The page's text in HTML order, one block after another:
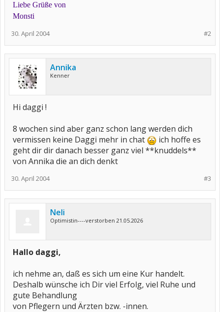
Liebe Grüße von
Monsti
#2
30. April 2004
Annika
Kenner
Hi daggi !
8 wochen sind aber ganz schon lang werden dich
vermissen keine Daggi mehr in chat
ich hoffe es
geht dir dir danach besser ganz viel **knuddels**
von Annika die an dich denkt
#3
30. April 2004
Neli
Optimistin----verstorben 21.05.2026
Hallo daggi,
ich nehme an, daß es sich um eine Kur handelt.
Deshalb wünsche ich Dir viel Erfolg, viel Ruhe und
gute Behandlung
von Pflegern und Ärzten bzw. -innen.